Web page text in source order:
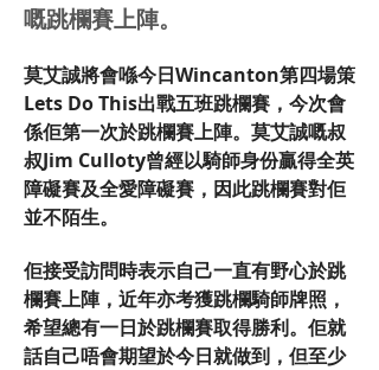
嘅跳欄賽上陣。
莫艾誠將會喺今日Wincanton第四場策
Lets Do This出戰五班跳欄賽，今次會
係佢第一次於跳欄賽上陣。莫艾誠嘅叔
叔Jim Culloty曾經以騎師身份贏得全英
障礙賽及全愛障礙賽，因此跳欄賽對佢
並不陌生。
佢接受訪問時表示自己一直有野心於跳
欄賽上陣，近年亦考獲跳欄騎師牌照，
希望總有一日於跳欄賽取得勝利。佢就
話自己唔會期望於今日就做到，但至少